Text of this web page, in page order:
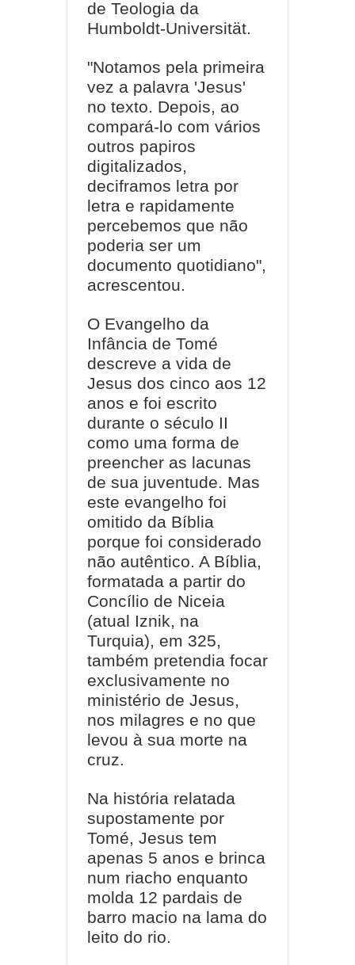
de Teologia da
Humboldt-Universität.
"Notamos pela primeira
vez a palavra 'Jesus'
no texto. Depois, ao
compará-lo com vários
outros papiros
digitalizados,
deciframos letra por
letra e rapidamente
percebemos que não
poderia ser um
documento quotidiano",
acrescentou.
O Evangelho da
Infância de Tomé
descreve a vida de
Jesus dos cinco aos 12
anos e foi escrito
durante o século II
como uma forma de
preencher as lacunas
de sua juventude. Mas
este evangelho foi
omitido da Bíblia
porque foi considerado
não autêntico. A Bíblia,
formatada a partir do
Concílio de Niceia
(atual Iznik, na
Turquia), em 325,
também pretendia focar
exclusivamente no
ministério de Jesus,
nos milagres e no que
levou à sua morte na
cruz.
Na história relatada
supostamente por
Tomé, Jesus tem
apenas 5 anos e brinca
num riacho enquanto
molda 12 pardais de
barro macio na lama do
leito do rio.